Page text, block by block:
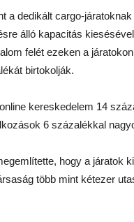
a dedikált cargo-
álló kapacitás
felét ezeken a
birtokolják.
kereskedelem 14
6 százalékkal
hogy a járatok
több mint kétezer